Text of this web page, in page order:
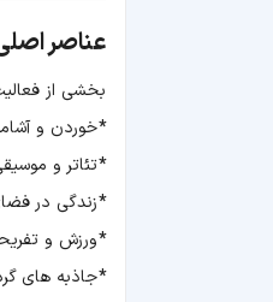
عناصر
بخشی از
*خوردن و
*تئاتر و
*زندگی در
*ورزش و
*جاذبه های